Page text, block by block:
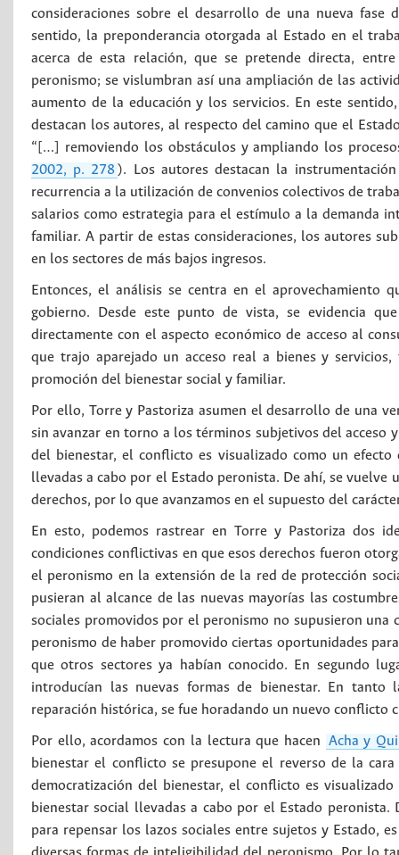
consideraciones sobre el desarrollo de una nueva
sentido, la preponderancia otorgada al Estado en el
acerca de esta relación, que se pretende directa,
peronismo; se vislumbran así una ampliación de las
aumento de la educación y los servicios. En este
destacan los autores, al respecto del camino que el
“[…] removiendo los obstáculos y ampliando los
2002, p. 278 ). Los autores destacan la
recurrencia a la utilización de convenios colectivos de
salarios como estrategia para el estímulo a la demanda
familiar. A partir de estas consideraciones, los autores
en los sectores de más bajos ingresos.
Entonces, el análisis se centra en el aprovechamiento
gobierno. Desde este punto de vista, se evidencia
directamente con el aspecto económico de acceso al
que trajo aparejado un acceso real a bienes y
promoción del bienestar social y familiar.
Por ello, Torre y Pastoriza asumen el desarrollo de una
sin avanzar en torno a los términos subjetivos del acceso
del bienestar, el conflicto es visualizado como un
llevadas a cabo por el Estado peronista. De ahí, se
derechos, por lo que avanzamos en el supuesto del
En esto, podemos rastrear en Torre y Pastoriza dos
condiciones conflictivas en que esos derechos fueron
el peronismo en la extensión de la red de protección
pusieran al alcance de las nuevas mayorías las
sociales promovidos por el peronismo no supusieron
peronismo de haber promovido ciertas oportunidades
que otros sectores ya habían conocido. En segundo
introducían las nuevas formas de bienestar. En tanto
reparación histórica, se fue horadando un nuevo conflicto
Por ello, acordamos con la lectura que hacen Acha y
bienestar el conflicto se presupone el reverso de la
democratización del bienestar, el conflicto es
bienestar social llevadas a cabo por el Estado
para repensar los lazos sociales entre sujetos y Estado,